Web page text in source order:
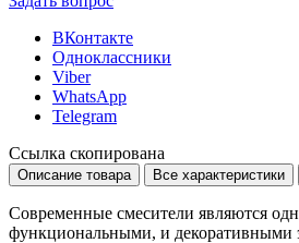
ВКонтакте
Одноклассники
Viber
WhatsApp
Telegram
Ссылка скопирована
Описание товара Все характеристики
Современные смесители являются
функциональными, и декоративными